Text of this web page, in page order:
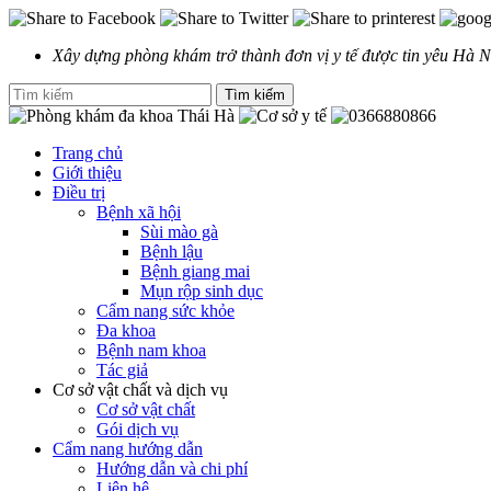
Xây dựng phòng khám trở thành đơn vị y tế được tin yêu Hà
Trang chủ
Giới thiệu
Điều trị
Bệnh xã hội
Sùi mào gà
Bệnh lậu
Bệnh giang mai
Mụn rộp sinh dục
Cẩm nang sức khỏe
Đa khoa
Bệnh nam khoa
Tác giả
Cơ sở vật chất và dịch vụ
Cơ sở vật chất
Gói dịch vụ
Cẩm nang hướng dẫn
Hướng dẫn và chi phí